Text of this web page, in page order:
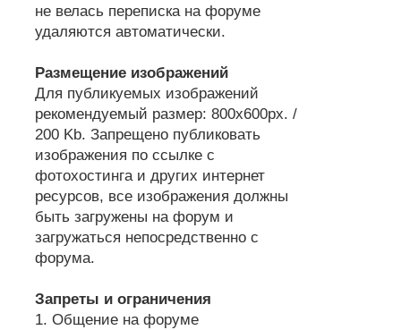
не велась переписка на форуме
удаляются автоматически.
Размещение изображений
Для публикуемых изображений
рекомендуемый размер: 800х600px. /
200 Kb. Запрещено публиковать
изображения по ссылке с
фотохостинга и других интернет
ресурсов, все изображения должны
быть загружены на форум и
загружаться непосредственно с
форума.
Запреты и ограничения
1. Общение на форуме